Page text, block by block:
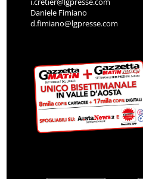
Daniele Fimiano
d.fimiano@lgpresse.com